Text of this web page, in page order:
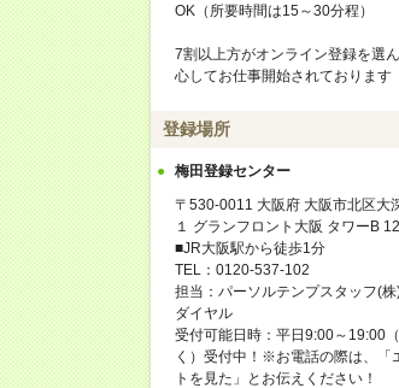
OK（所要時間は15～30分程）
7割以上方がオンライン登録を選
心してお仕事開始されております
登録場所
梅田登録センター
〒530-0011 大阪府 大阪市北区大
１ グランフロント大阪 タワーB
■JR大阪駅から徒歩1分
TEL：0120-537-102
担当：パーソルテンプスタッフ(
ダイヤル
受付可能日時：平日9:00～19:00
く）受付中！※お電話の際は、「
トを見た」とお伝えください！